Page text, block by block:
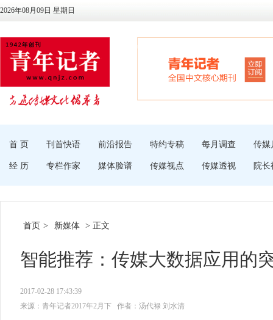
2026年08月09日 星期日
首 页 刊首快语 前沿报告 特约专稿 每月调查 传媒
经 历 专栏作家 媒体脸谱 传媒视点 传媒透视 院长
首页 > 新媒体 > 正文
智能推荐：传媒大数据应用的
2017-02-28 17:43:39
来源：青年记者2017年2月下
作者：汤代禄 刘水清